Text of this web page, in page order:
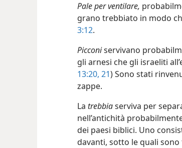
Pale per ventilare,
grano trebbiato in modo
3:12.
Picconiservivano
gli arnesi che gli israeliti
13:20, 21) Sono stati
zappe.
La trebbiaserviva per
nell’antichità
dei paesi biblici. Uno
davanti, sotto le quali sono